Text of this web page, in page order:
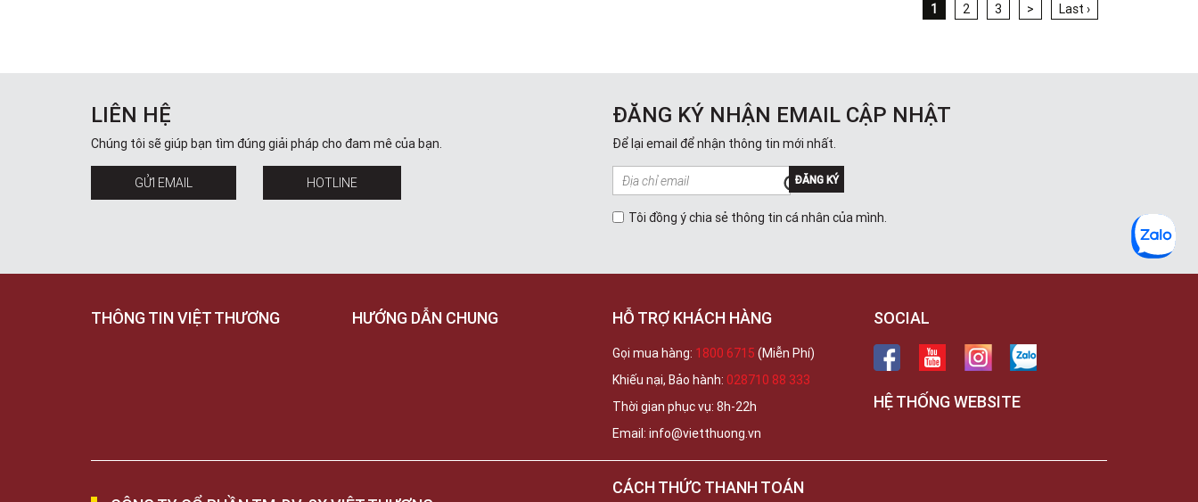
1 2 3 > Last ›
LIÊN HỆ
Chúng tôi sẽ giúp bạn tìm đúng giải pháp cho đam mê của bạn.
GỬI EMAIL HOTLINE
ĐĂNG KÝ NHẬN EMAIL CẬP NHẬT
Để lại email để nhận thông tin mới nhất.
ĐĂNG KÝ
Tôi đồng ý chia sẻ thông tin cá nhân của mình.
THÔNG TIN VIỆT THƯƠNG HƯỚNG DẪN CHUNG HỖ TRỢ KHÁCH HÀNG
Gọi mua hàng: 1800 6715 (Miễn Phí)
Khiếu nại, Bảo hành: 028710 88 333
Thời gian phục vụ: 8h-22h
Email: info@vietthuong.vn
SOCIAL
HỆ THỐNG WEBSITE
CÁCH THỨC THANH TOÁN